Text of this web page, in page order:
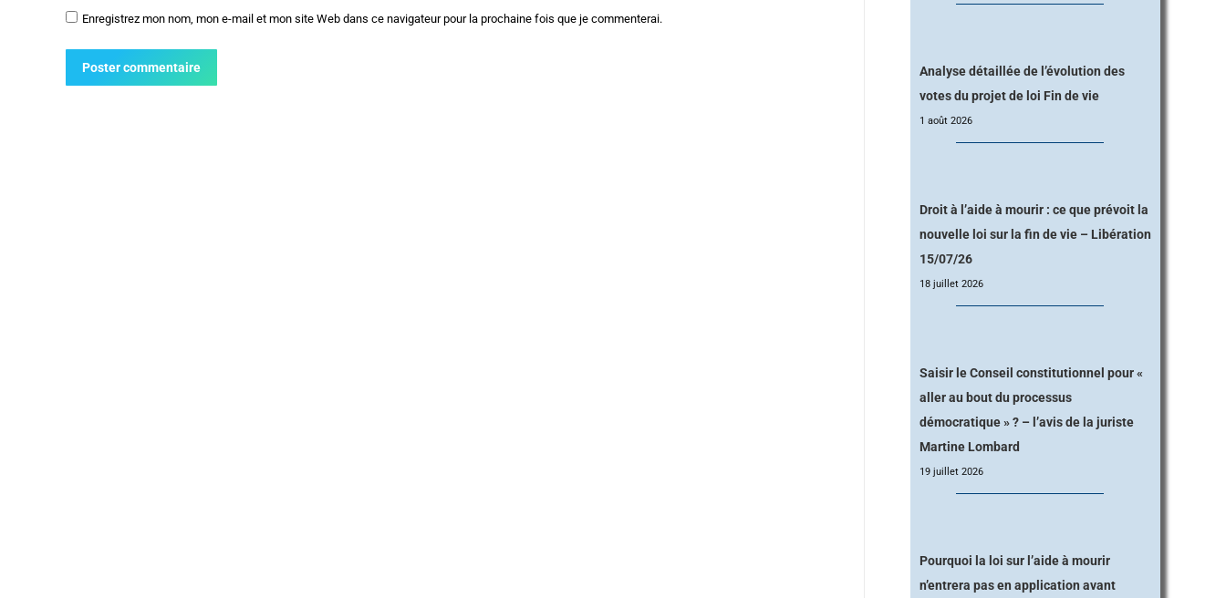
Enregistrez mon nom, mon e-mail et mon site Web dans ce navigateur pour la prochaine fois que je commenterai.
Poster commentaire
Analyse détaillée de l’évolution des
votes du projet de loi Fin de vie
1 août 2026
Droit à l’aide à mourir : ce que prévoit la
nouvelle loi sur la fin de vie – Libération
15/07/26
18 juillet 2026
Saisir le Conseil constitutionnel pour «
aller au bout du processus
démocratique » ? – l’avis de la juriste
Martine Lombard
19 juillet 2026
Pourquoi la loi sur l’aide à mourir
n’entrera pas en application avant